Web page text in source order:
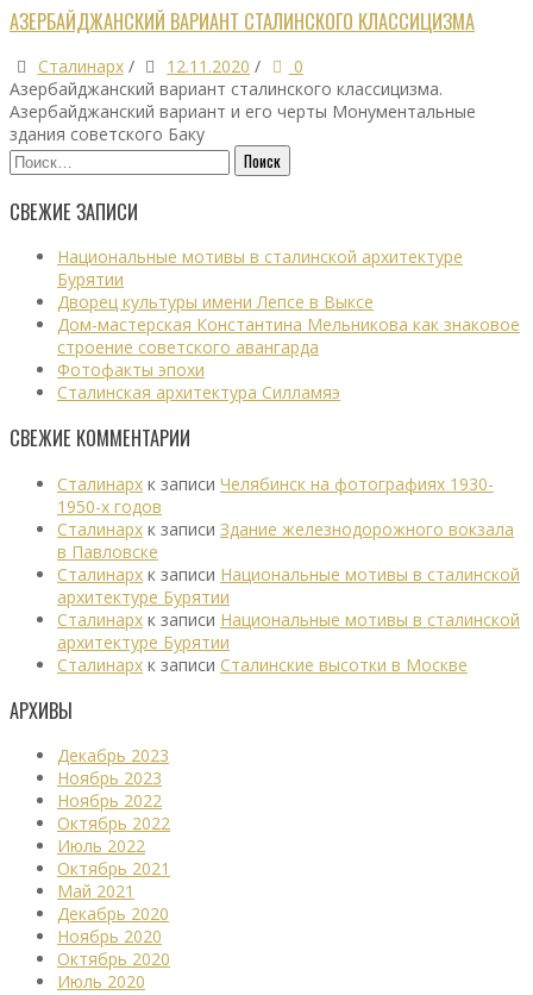
АЗЕРБАЙДЖАНСКИЙ ВАРИАНТ СТАЛИНСКОГО КЛАССИЦИЗМА
Сталинарх / 12.11.2020 /
0
Азербайджанский вариант сталинского классицизма.
Азербайджанский вариант и его черты Монументальные
здания советского Баку
Найти:
СВЕЖИЕ ЗАПИСИ
Национальные мотивы в сталинской архитектуре
Бурятии
Дворец культуры имени Лепсе в Выксе
Дом-мастерская Константина Мельникова как знаковое
строение советского авангарда
Фотофакты эпохи
Сталинская архитектура Силламяэ
СВЕЖИЕ КОММЕНТАРИИ
Сталинарх к записи Челябинск на фотографиях 1930-
1950-х годов
Сталинарх к записи Здание железнодорожного вокзала
в Павловске
Сталинарх к записи Национальные мотивы в сталинской
архитектуре Бурятии
Сталинарх к записи Национальные мотивы в сталинской
архитектуре Бурятии
Сталинарх к записи Сталинские высотки в Москве
АРХИВЫ
Декабрь 2023
Ноябрь 2023
Ноябрь 2022
Октябрь 2022
Июль 2022
Октябрь 2021
Май 2021
Декабрь 2020
Ноябрь 2020
Октябрь 2020
Июль 2020